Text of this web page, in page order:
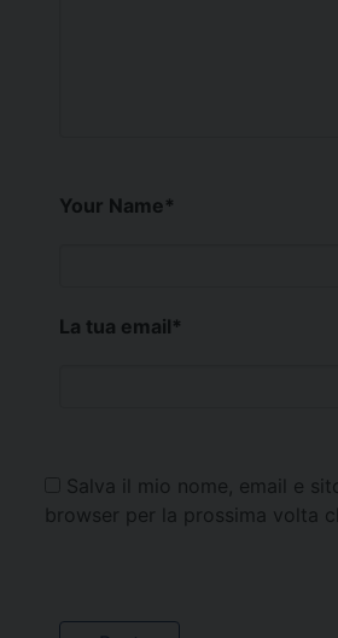
Your Name*
La tua email*
Salva il mio nome, email e
browser per la prossima volta